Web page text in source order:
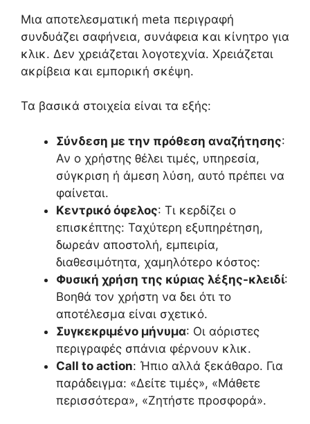
Μια αποτελεσματική meta περιγραφή
συνδυάζει σαφήνεια, συνάφεια και κίνητρο για
κλικ. Δεν χρειάζεται λογοτεχνία. Χρειάζεται
ακρίβεια και εμπορική σκέψη.
Τα βασικά στοιχεία είναι τα εξής:
Σύνδεση με την πρόθεση αναζήτησης:
Αν ο χρήστης θέλει τιμές, υπηρεσία,
σύγκριση ή άμεση λύση, αυτό πρέπει να
φαίνεται.
Κεντρικό όφελος: Τι κερδίζει ο
επισκέπτης: Ταχύτερη εξυπηρέτηση,
δωρεάν αποστολή, εμπειρία,
διαθεσιμότητα, χαμηλότερο κόστος:
Φυσική χρήση της κύριας λέξης-κλειδί:
Βοηθά τον χρήστη να δει ότι το
αποτέλεσμα είναι σχετικό.
Συγκεκριμένο μήνυμα: Οι αόριστες
περιγραφές σπάνια φέρνουν κλικ.
Call to action: Ήπιο αλλά ξεκάθαρο. Για
παράδειγμα: «Δείτε τιμές», «Μάθετε
περισσότερα», «Ζητήστε προσφορά».